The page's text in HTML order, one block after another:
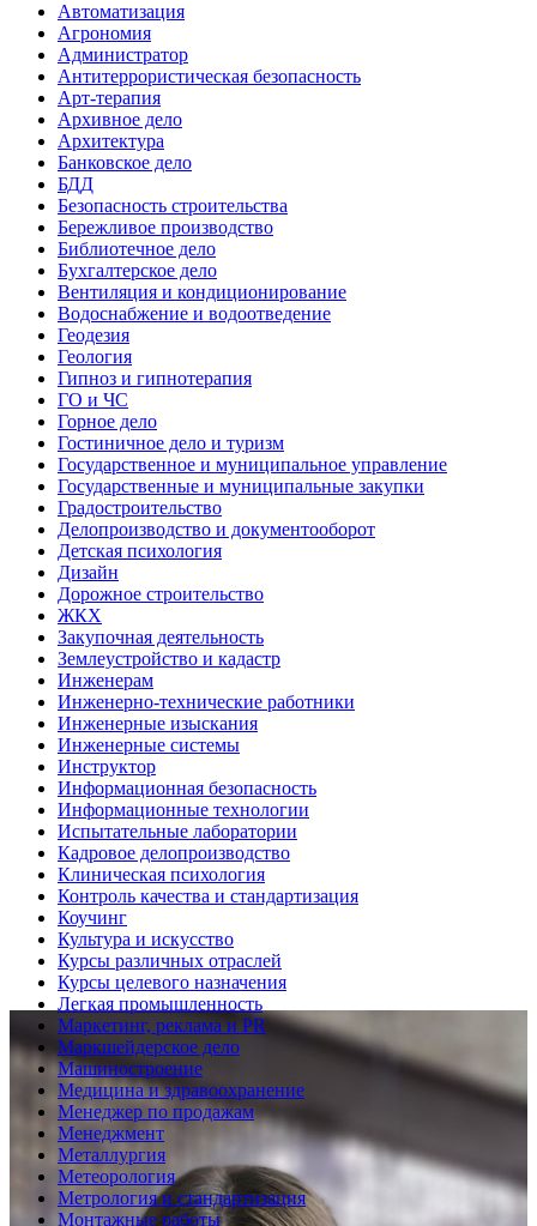
Автоматизация
Агрономия
Администратор
Антитеррористическая безопасность
Арт-терапия
Архивное дело
Архитектура
Банковское дело
БДД
Безопасность строительства
Бережливое производство
Библиотечное дело
Бухгалтерское дело
Вентиляция и кондиционирование
Водоснабжение и водоотведение
Геодезия
Геология
Гипноз и гипнотерапия
ГО и ЧС
Горное дело
Гостиничное дело и туризм
Государственное и муниципальное управление
Государственные и муниципальные закупки
Градостроительство
Делопроизводство и документооборот
Детская психология
Дизайн
Дорожное строительство
ЖКХ
Закупочная деятельность
Землеустройство и кадастр
Инженерам
Инженерно-технические работники
Инженерные изыскания
Инженерные системы
Инструктор
Информационная безопасность
Информационные технологии
Испытательные лаборатории
Кадровое делопроизводство
Клиническая психология
Контроль качества и стандартизация
Коучинг
Культура и искусство
Курсы различных отраслей
Курсы целевого назначения
Легкая промышленность
Маркетинг, реклама и PR
Маркшейдерское дело
Машиностроение
Медицина и здравоохранение
Менеджер по продажам
Менеджмент
Металлургия
Метеорология
Метрология и стандартизация
Монтажные работы